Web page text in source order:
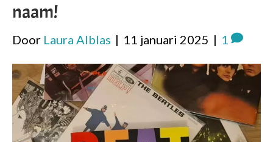
naam!
Door Laura Alblas | 11 januari 2025 | 1